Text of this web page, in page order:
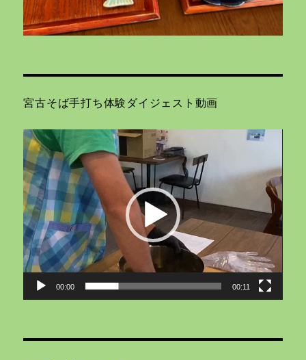
宮古そば手打ち体験ダイジェスト動画
動
画
プ
レ
ー
ヤ
ー
00:00 00:11